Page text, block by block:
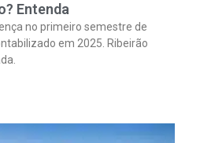
Entenda
no primeiro semestre de
em 2025. Ribeirão